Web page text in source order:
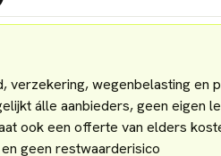
wegenbelasting en
álle aanbieders, geen eigen
ook een offerte van elders
geen restwaarderisico